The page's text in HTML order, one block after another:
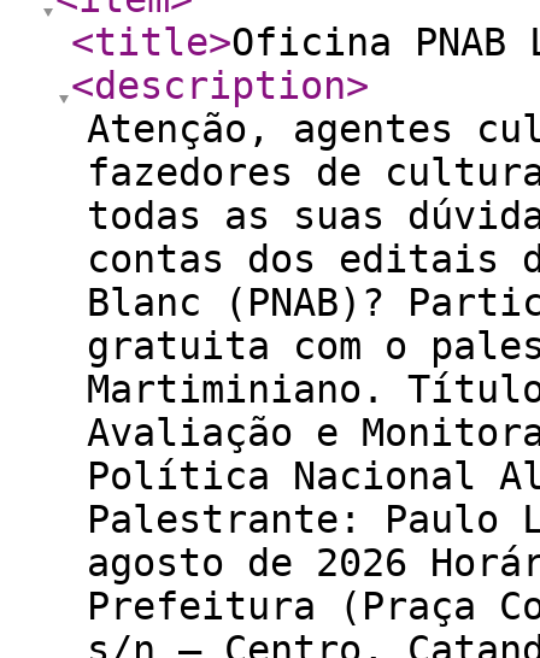
<title>Oficina
<description>
Atenção, agentes
fazedores de
todas as suas
contas dos editais
Blanc (PNAB)?
gratuita com o
Martiminiano.
Avaliação e
Política Nacional
Palestrante: Paulo
agosto de 2026
Prefeitura (Praça